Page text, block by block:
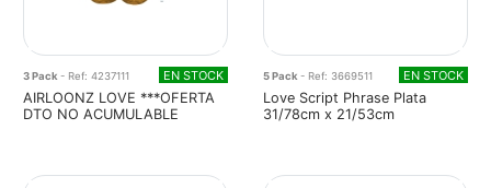
3 Pack - Ref: 4237111 EN STOCK
AIRLOONZ LOVE ***OFERTA
DTO NO ACUMULABLE
5 Pack - Ref: 3669511 EN STOCK
Love Script Phrase Plata
31/78cm x 21/53cm